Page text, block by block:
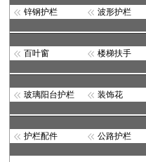
锌钢护栏 波形护栏
百叶窗 楼梯扶手
玻璃阳台护栏 装饰花
护栏配件 公路护栏